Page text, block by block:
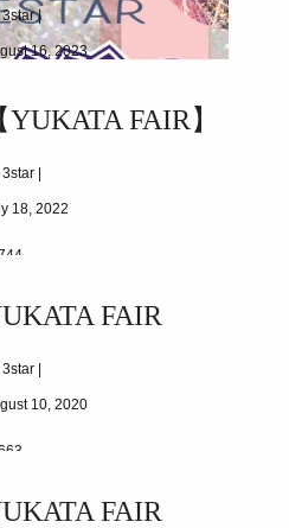
|
16, 2023
YUKATA FAIR】
3star |
18, 2022
FAIR
3star |
10, 2020
FAIR